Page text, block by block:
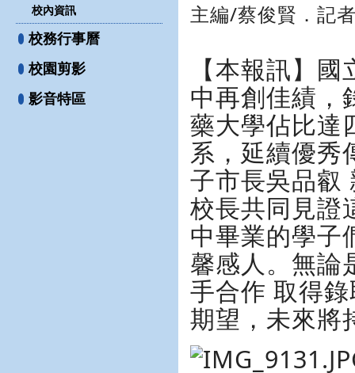
校內資訊
校務行事曆
校園剪影
影音特區
主編/蔡俊賢．記
【本報訊】
中再創佳績，
藥大學佔比達
系，延續優秀
子市長吳品叡
校長共同見證
中畢業的學子
馨感人。無論
手合作 取得
期望，未來將